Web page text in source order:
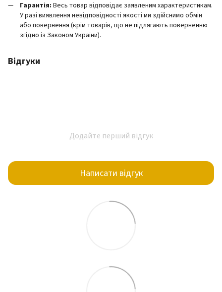
Гарантія: Весь товар відповідає заявленим характеристикам.
У разі виявлення невідповідності якості ми здійснимо обмін
або повернення (крім товарів, що не підлягають поверненню
згідно із Законом України).
Відгуки
Додайте перший відгук
Написати відгук